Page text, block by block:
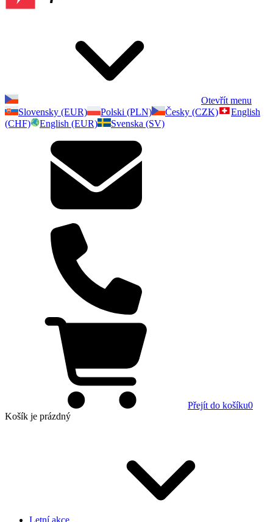
Otevřít menu
Slovensky (EUR)
Polski (PLN) Česky (CZK)
English
(CHF)
English (EUR) Svenska (SV)
Přejít do košíku0
Košík je prázdný
Letní akce